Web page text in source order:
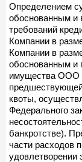
Определением
обоснованным и
требований
Компании в
Компании в
обоснованным и
имущества ООО
квоты,
Федерального
банкротстве).
части расходов
удовлетворении